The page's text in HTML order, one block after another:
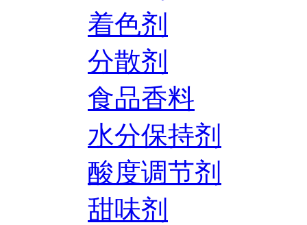
着色剂
分散剂
食品香料
水分保持剂
酸度调节剂
甜味剂